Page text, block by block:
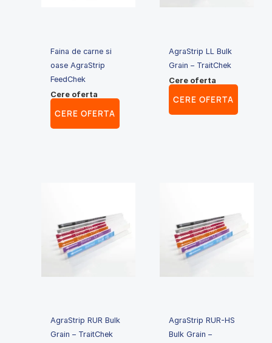
Faina de carne si
oase AgraStrip
FeedChek
Cere oferta
CERE OFERTA
AgraStrip LL Bulk
Grain – TraitChek
Cere oferta
CERE OFERTA
AgraStrip RUR Bulk
Grain – TraitChek
AgraStrip RUR-HS
Bulk Grain –